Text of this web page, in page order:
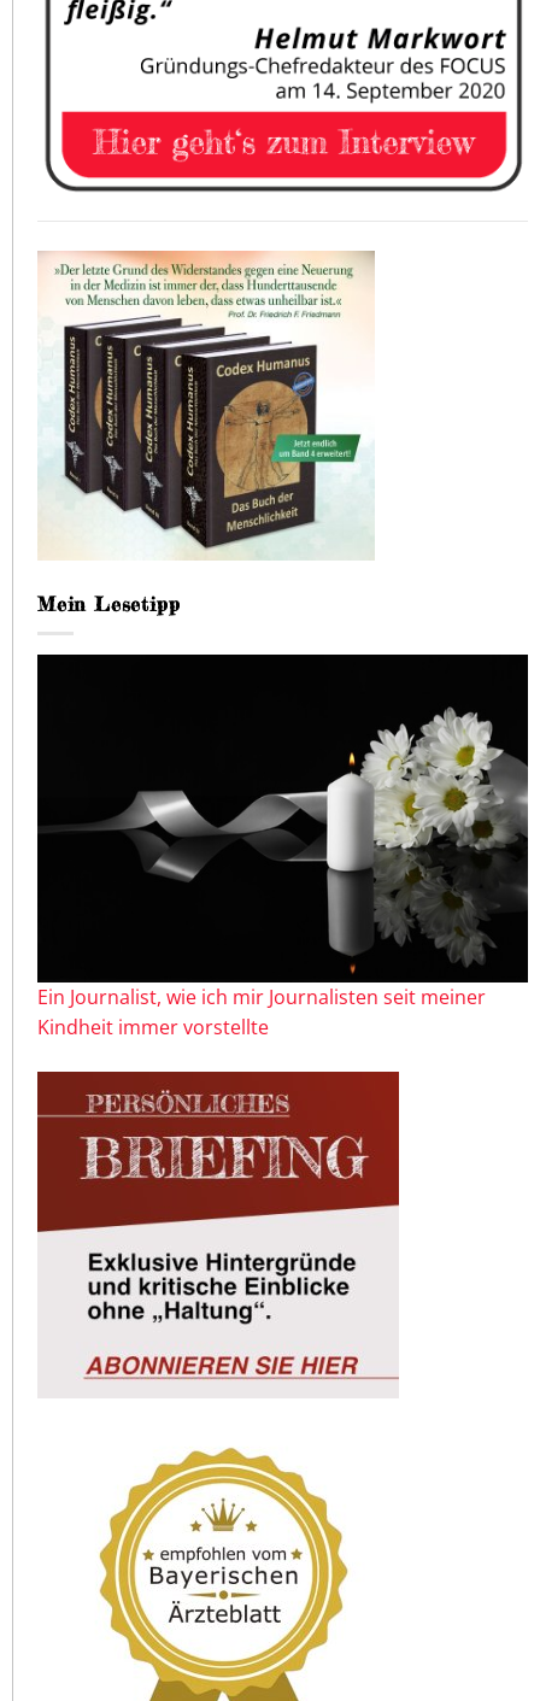
Mein Lesetipp
Ein Journalist, wie ich mir Journalisten seit meiner
Kindheit immer vorstellte